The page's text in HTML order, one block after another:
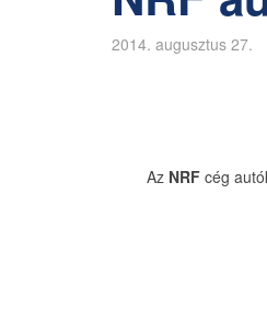
2014. augusztus 27.
Az NRF cég